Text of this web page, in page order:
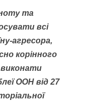
та
всі
агресора,
корінного
ООН від 27